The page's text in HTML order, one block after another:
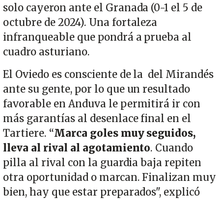
solo cayeron ante el Granada (0-1 el 5 de
octubre de 2024). Una fortaleza
infranqueable que pondrá a prueba al
cuadro asturiano.
El Oviedo es consciente de la del Mirandés
ante su gente, por lo que un resultado
favorable en Anduva le permitirá ir con
más garantías al desenlace final en el
Tartiere. “Marca goles muy seguidos,
lleva al rival al agotamiento. Cuando
pilla al rival con la guardia baja repiten
otra oportunidad o marcan. Finalizan muy
bien, hay que estar preparados", explicó